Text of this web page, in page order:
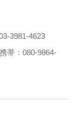
3981-4623
帯：080-9864-